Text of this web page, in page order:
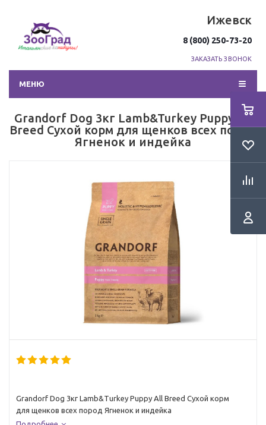
Ижевск
8 (800) 250-73-20
ЗАКАЗАТЬ ЗВОНОК
МЕНЮ
Grandorf Dog 3кг Lamb&Turkey Puppy All
Breed Сухой корм для щенков всех пород
Ягненок и индейка
Grandorf Dog 3кг Lamb&Turkey Puppy All Breed Сухой корм
для щенков всех пород Ягненок и индейка